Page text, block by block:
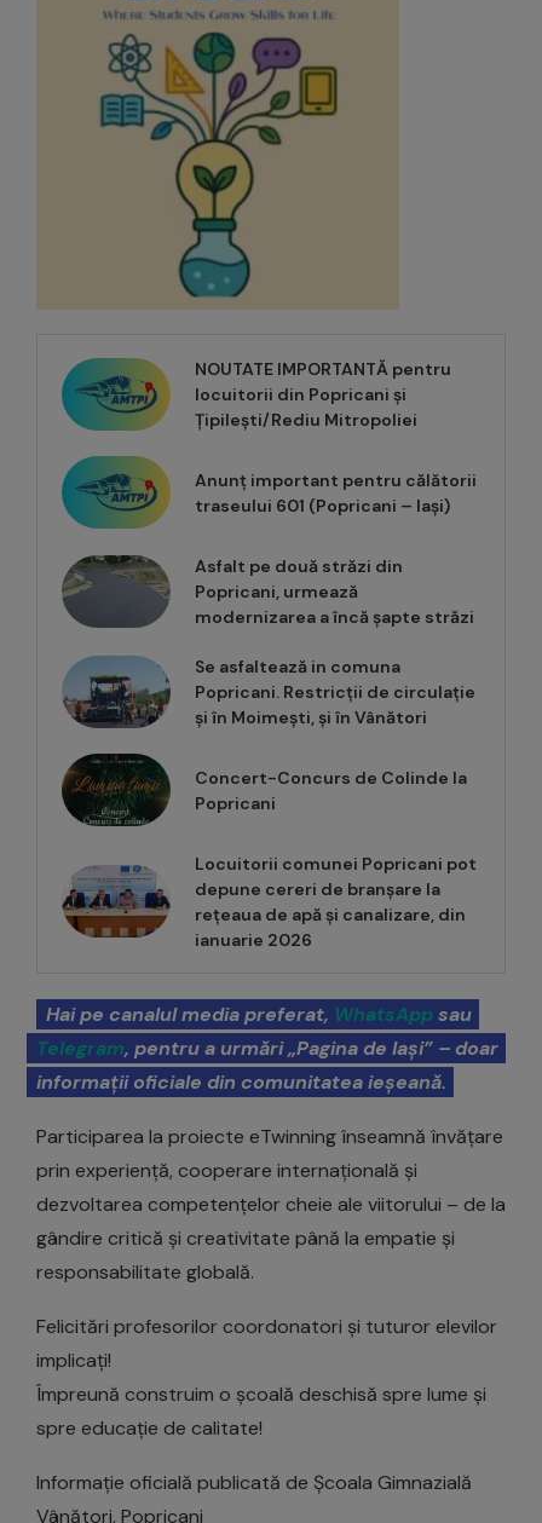
NOUTATE IMPORTANTĂ pentru
locuitorii din Popricani și
Țipilești/Rediu Mitropoliei
Anunț important pentru călătorii
traseului 601 (Popricani – Iași)
Asfalt pe două străzi din
Popricani, urmează
modernizarea a încă șapte străzi
Se asfaltează in comuna
Popricani. Restricții de circulație
și în Moimești, și în Vânători
Concert-Concurs de Colinde la
Popricani
Locuitorii comunei Popricani pot
depune cereri de branșare la
rețeaua de apă și canalizare, din
ianuarie 2026
Hai pe canalul media preferat, WhatsAppsau
Telegram, pentru a urmări „Pagina de Iași” – doar
informații oficiale din comunitatea ieșeană.
Participarea la proiecte eTwinning înseamnă învățare
prin experiență, cooperare internațională și
dezvoltarea competențelor cheie ale viitorului – de la
gândire critică și creativitate până la empatie și
responsabilitate globală.
Felicitări profesorilor coordonatori și tuturor elevilor
implicați!
Împreună construim o școală deschisă spre lume și
spre educație de calitate!
Informație oficială publicată de Școala Gimnazială
Vânători, Popricani